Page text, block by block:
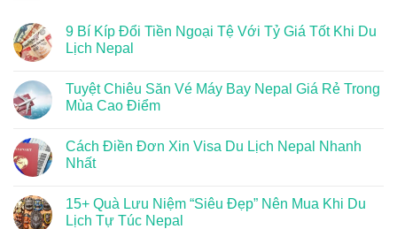
9 Bí Kíp Đổi Tiền Ngoại Tệ Với Tỷ Giá Tốt Khi Du
Lịch Nepal
Tuyệt Chiêu Săn Vé Máy Bay Nepal Giá Rẻ Trong
Mùa Cao Điểm
Cách Điền Đơn Xin Visa Du Lịch Nepal Nhanh
Nhất
15+ Quà Lưu Niệm “Siêu Đẹp” Nên Mua Khi Du
Lịch Tự Túc Nepal